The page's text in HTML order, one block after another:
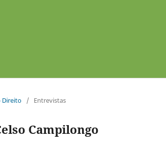
Direito / Entrevistas
Campilongo